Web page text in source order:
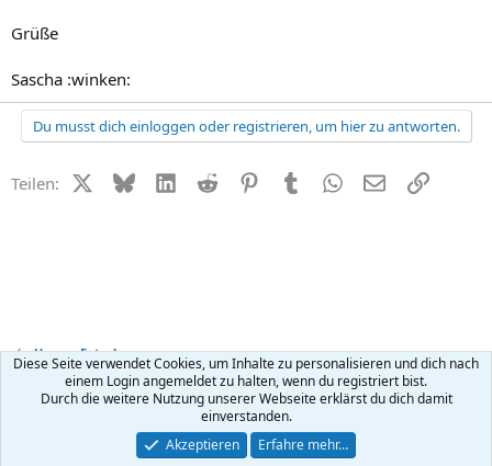
Grüße
Sascha :winken:
Du musst dich einloggen oder registrieren, um hier zu antworten.
Teilen: X (Twitter)
BlueskyLinkedIn
Reddit PinterestTumblr WhatsApp
E-MailLink
Unsere Fotos!
Kontakt Nutzungsbedingungen Datenschutz Hilfe
R
Community platform by XenForo ® © 2010-2026 XenForo Ltd.
Diese Seite verwendet Cookies, um Inhalte zu personalisieren und dich nach
einem Login angemeldet zu halten, wenn du registriert bist.
Durch die weitere Nutzung unserer Webseite erklärst du dich damit
einverstanden.
Akzeptieren
Erfahre mehr…